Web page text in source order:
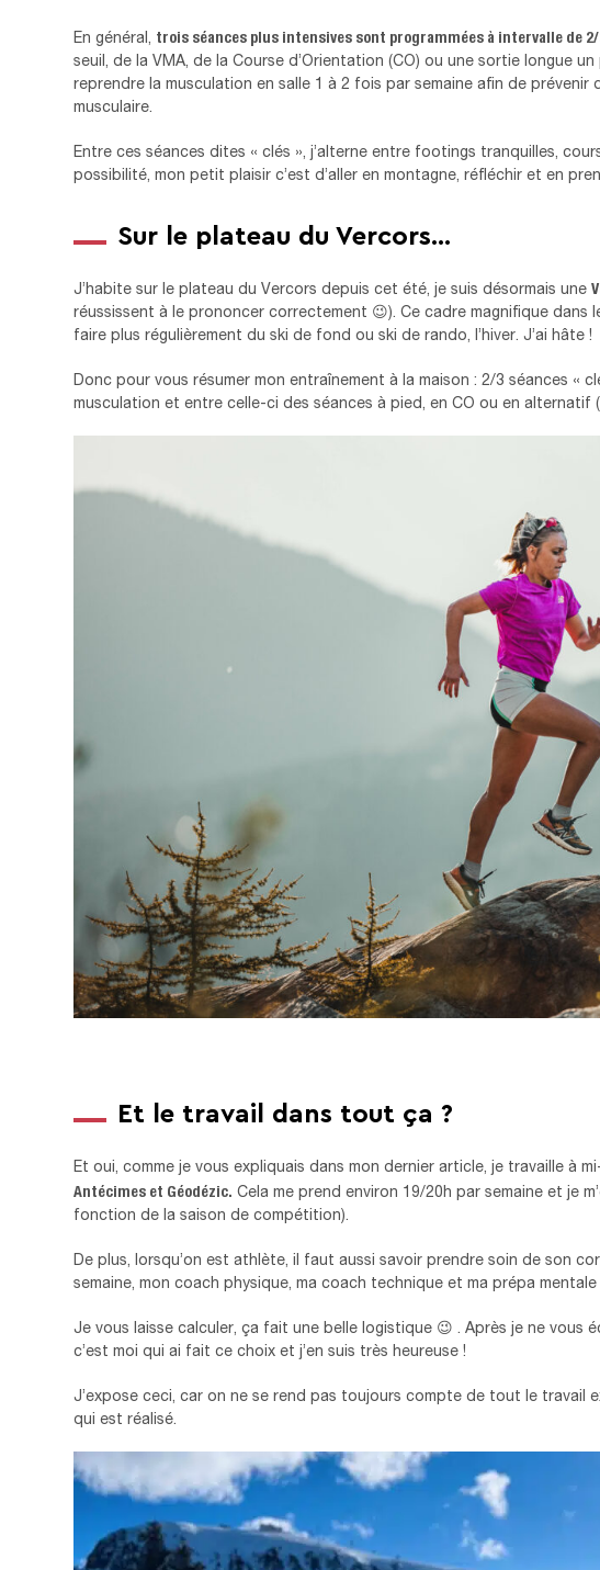
En général, trois séances plus intensives sont programmées à intervalle de
seuil, de la VMA, de la Course d’Orientation (CO) ou une sortie longue
reprendre la musculation en salle 1 à 2 fois par semaine afin de prévenir
musculaire.
Entre ces séances dites « clés », j’alterne entre footings tranquilles,
possibilité, mon petit plaisir c’est d’aller en montagne, réfléchir et en
Sur le plateau du Vercors…
J’habite sur le plateau du Vercors depuis cet été, je suis désormais une
réussissent à le prononcer correctement 😉). Ce cadre magnifique dans
faire plus régulièrement du ski de fond ou ski de rando, l’hiver. J’ai hâte !
Donc pour vous résumer mon entraînement à la maison : 2/3 séances «
musculation et entre celle-ci des séances à pied, en CO ou en alternatif
Et le travail dans tout ça ?
Et oui, comme je vous expliquais dans mon dernier article, je travaille à
Antécimes et Géodézic. Cela me prend environ 19/20h par semaine et je
fonction de la saison de compétition).
De plus, lorsqu’on est athlète, il faut aussi savoir prendre soin de son
semaine, mon coach physique, ma coach technique et ma prépa
Je vous laisse calculer, ça fait une belle logistique 😉 . Après je ne vous
c’est moi qui ai fait ce choix et j’en suis très heureuse !
J’expose ceci, car on ne se rend pas toujours compte de tout le travail
qui est réalisé.